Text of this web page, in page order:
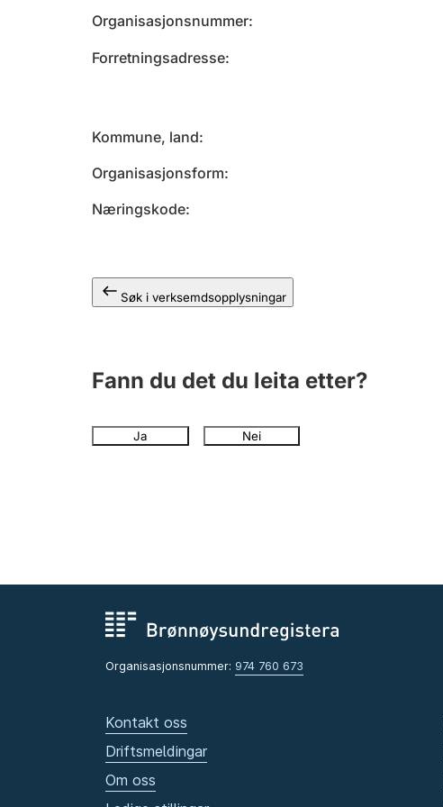
Organisasjonsnummer
Forretningsadresse
Kommune, land
Organisasjonsform
Næringskode
Søk i verksemdsopplysningar
Fann du det du leita etter?
Ja Nei
Organisasjonsnummer: 974 760 673
Kontakt oss
Driftsmeldingar
Om oss